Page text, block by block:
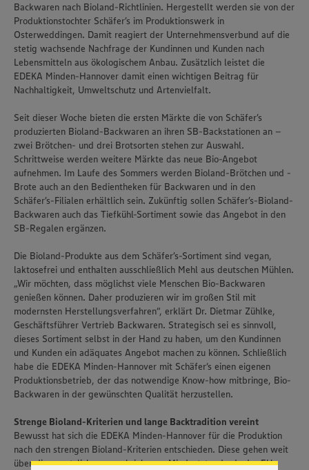
Wir setzen Cookies und andere Technologien ein, um Ihnen
ermöglichen. Wir verwenden Ihre Daten, um unsere
Website zu personalisieren und Ihnen möglichst relevante
Inhalte anzubieten. Ihre Einwilligung in die Nutzung von
Cookies und anderer Technologien ist freiwillig und kann
Backwaren nach Bioland-Richtlinien. Hergestellt werden sie von der
Produktionstochter Schäfer’s im Produktionswerk in
Osterweddingen. Damit reagiert der Unternehmensverbund auf die
stetig wachsende Nachfrage der Kundinnen und Kunden nach
Lebensmitteln aus ökologischem Anbau. Zusätzlich leistet die
EDEKA Minden-Hannover damit einen wichtigen Beitrag für
Nachhaltigkeit, Umweltschutz und Artenvielfalt.
Seit dieser Woche bieten die ersten Märkte die von Schäfer’s
produzierten Bioland-Backwaren an ihren SB-Backstationen an –
zwei Brötchen- und drei Brotsorten stehen zur Auswahl.
Schrittweise werden weitere Märkte das neue Bio-Angebot
aufnehmen. Im Laufe des Sommers werden Bioland-Brötchen und -
Brote auch an den Bedientheken für Backwaren und in den
Schäfer’s-Filialen erhältlich sein. Zukünftig sollen Schäfer’s-Bioland-
Backwaren auch das Tiefkühl-Sortiment sowie das Angebot in den
SB-Regalen ergänzen.
Die Bioland-Produkte aus dem Schäfer’s-Sortiment sind vegan,
laktosefrei und enthalten ausschließlich Mehl aus deutschen Mühlen.
„Wir möchten, dass möglichst viele Menschen Bio-Backwaren
genießen können. Daher produzieren wir im großen Stil mit
modernsten Herstellungsverfahren“, erklärt Dr. Dietmar Zühlke,
Geschäftsführer Vertrieb Backwaren. Strategisch sei es sinnvoll,
dieses Sortiment selbst in der Hand zu haben, um den Kundinnen
und Kunden ein adäquates Angebot machen zu können. Schließlich
habe die EDEKA Minden-Hannover mit Schäfer‘s einen eigenen
Produktionsbetrieb, der das notwendige Know-how mitbringe, Bio-
Backwaren in der gewünschten Qualität herzustellen.
Strenge Bioland-Kriterien und lange Backtradition vereint
Bewusst hat sich die EDEKA Minden-Hannover für die Produktion
nach den strengen Bioland-Kriterien entschieden. Diese gehen weit
über die gesetzlich vorgeschriebenen Mindeststandards der EU-